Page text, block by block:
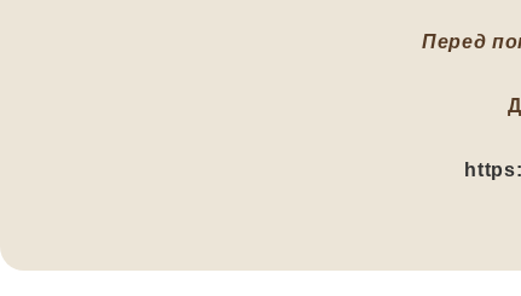
Перед